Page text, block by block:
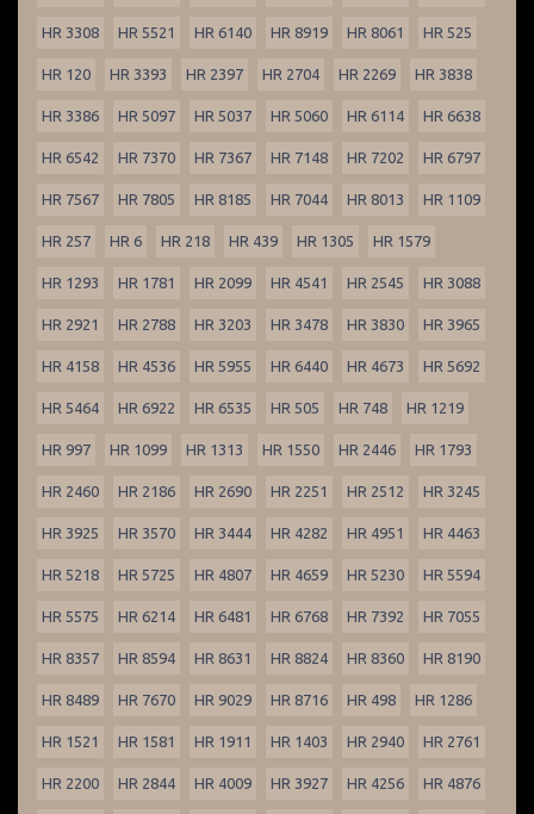
HR 3308 HR 5521 HR 6140 HR 8919 HR 8061 HR 525
HR 120 HR 3393 HR 2397 HR 2704 HR 2269 HR 3838
HR 3386 HR 5097 HR 5037 HR 5060 HR 6114 HR 6638
HR 6542 HR 7370 HR 7367 HR 7148 HR 7202 HR 6797
HR 7567 HR 7805 HR 8185 HR 7044 HR 8013 HR 1109
HR 257 HR 6 HR 218 HR 439 HR 1305 HR 1579
HR 1293 HR 1781 HR 2099 HR 4541 HR 2545 HR 3088
HR 2921 HR 2788 HR 3203 HR 3478 HR 3830 HR 3965
HR 4158 HR 4536 HR 5955 HR 6440 HR 4673 HR 5692
HR 5464 HR 6922 HR 6535 HR 505 HR 748 HR 1219
HR 997 HR 1099 HR 1313 HR 1550 HR 2446 HR 1793
HR 2460 HR 2186 HR 2690 HR 2251 HR 2512 HR 3245
HR 3925 HR 3570 HR 3444 HR 4282 HR 4951 HR 4463
HR 5218 HR 5725 HR 4807 HR 4659 HR 5230 HR 5594
HR 5575 HR 6214 HR 6481 HR 6768 HR 7392 HR 7055
HR 8357 HR 8594 HR 8631 HR 8824 HR 8360 HR 8190
HR 8489 HR 7670 HR 9029 HR 8716 HR 498 HR 1286
HR 1521 HR 1581 HR 1911 HR 1403 HR 2940 HR 2761
HR 2200 HR 2844 HR 4009 HR 3927 HR 4256 HR 4876